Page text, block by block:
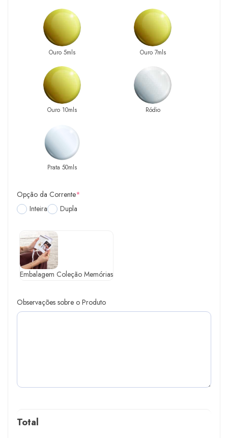
Ouro 5mls Ouro 7mls
Ouro 10mls Ródio
Prata 50mls
Opção da Corrente*
Inteira
Dupla
Embalagem Coleção Memórias
Observações sobre o Produto
Total